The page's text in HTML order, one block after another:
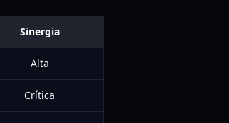
Sinergia
Alta
Crítica